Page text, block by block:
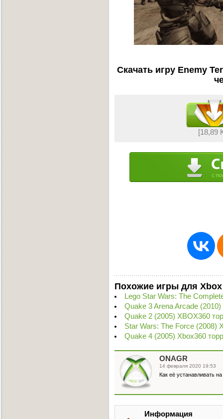
Скачать игру Enemy
[18,89
Похожие игры для Xbox
Lego Star Wars: The
Quake 3 Arena Arcade
Quake 2 (2005) XBOX360
Star Wars: The Force (2008)
Quake 4 (2005) Xbox360
ONAGR
14 февраля 2020 19:53
Как её устанавливать
Информация